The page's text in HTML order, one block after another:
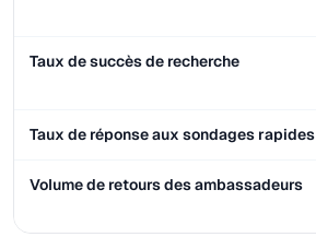
Taux de succès de recherche
Taux de réponse aux sondages rapides
Volume de retours des ambassadeurs